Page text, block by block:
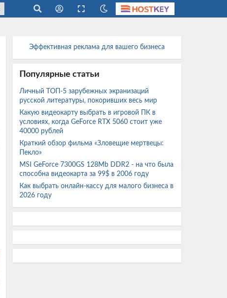
Эффективная реклама для вашего бизнеса
Популярные статьи
Личный ТОП-5 зарубежных экранизаций
русской литературы, покоривших весь мир
Какую видеокарту выбрать в игровой ПК в
условиях, когда GeForce RTX 5060 стоит уже
40000 рублей
Краткий обзор фильма «Зловещие мертвецы:
Пекло»
MSI GeForce 7300GS 128Mb DDR2 - на что была
способна видеокарта за 99$ в 2006 году
Как выбрать онлайн-кассу для малого бизнеса в
2026 году